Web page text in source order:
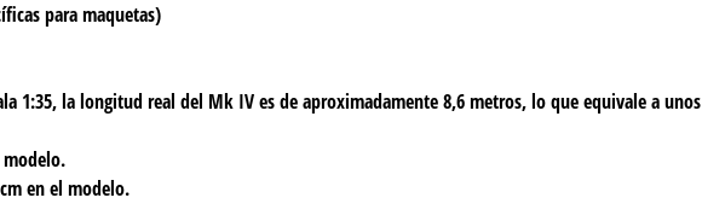
para maquetas)
1:35, la longitud real del Mk IV es de aproximadamente 8,6 metros, lo que equivale a unos
en el modelo.